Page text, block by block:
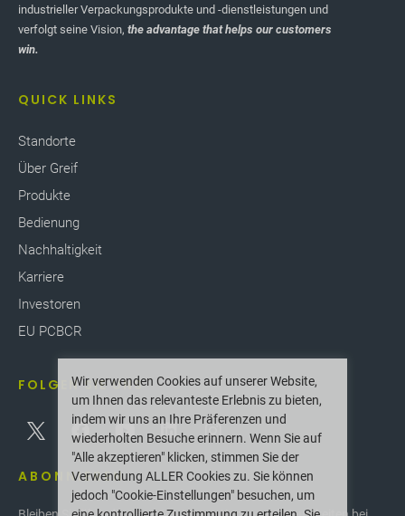
industrieller Verpackungsprodukte und -dienstleistungen und
verfolgt seine Vision, the advantage that helps our customers
win.
QUICK LINKS
Standorte
Über Greif
Produkte
Bedienung
Nachhaltigkeit
Karriere
Investoren
EU PCBCR
FOLGEN SIE UNS
ABONNIEREN
Wir verwenden Cookies auf unserer Website,
um Ihnen das relevanteste Erlebnis zu bieten,
indem wir uns an Ihre Präferenzen und
wiederholten Besuche erinnern. Wenn Sie auf
"Alle akzeptieren" klicken, stimmen Sie der
Verwendung ALLER Cookies zu. Sie können
jedoch "Cookie-Einstellungen" besuchen, um